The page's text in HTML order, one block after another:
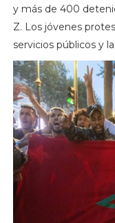
y más de 400
Z. Los jóvenes
servicios públicos y